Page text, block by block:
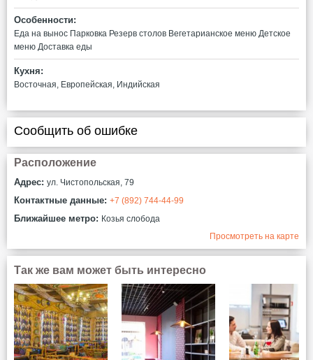
Особенности:
Еда на вынос Парковка Резерв столов Вегетарианское меню Детское
меню Доставка еды
Кухня:
Восточная, Европейская, Индийская
Сообщить об ошибке
Расположение
Адрес: ул. Чистопольская, 79
Контактные данные: +7 (892) 744-44-99
Ближайшее метро: Козья слобода
Просмотреть на карте
Так же вам может быть интересно